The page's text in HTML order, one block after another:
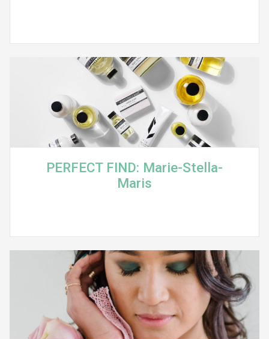
PERFECT FIND: Marie-Stella-
Maris